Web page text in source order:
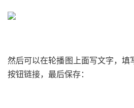
然后可以在轮播图上面写文字，填
按钮链接，最后保存：